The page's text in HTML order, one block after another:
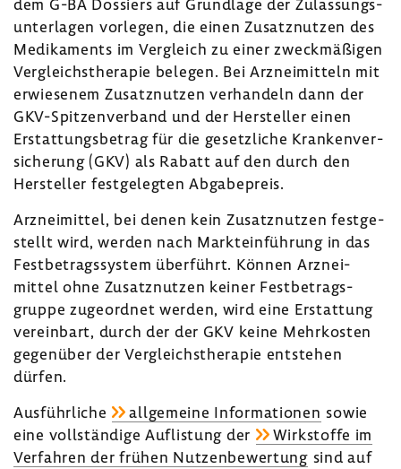
dem G-BA Dossiers auf Grund­lage der Zulas­sungs­
un­ter­lagen vorlegen, die einen Zusatz­nutzen des
Medi­ka­ments im Vergleich zu einer zweck­mä­ßigen
Vergleichs­the­rapie belegen. Bei Arznei­mit­teln mit
erwie­senem Zusatz­nutzen verhan­deln dann der
GKV-​Spitzenverband und der Hersteller einen
Erstat­tungs­be­trag für die gesetz­liche Kran­ken­ver­
si­che­rung (GKV) als Rabatt auf den durch den
Hersteller fest­ge­legten Abga­be­preis.
Arznei­mittel, bei denen kein Zusatz­nutzen fest­ge­
stellt wird, werden nach Markt­ein­füh­rung in das
Fest­be­trags­system über­führt. Können Arznei­
mittel ohne Zusatz­nutzen keiner Fest­be­trags­
gruppe zuge­ordnet werden, wird eine Erstat­tung
verein­bart, durch der der GKV keine Mehr­kosten
gegen­über der Vergleichs­the­rapie entstehen
dürfen.
Ausführ­liche
allge­meine Infor­ma­tionen sowie
eine voll­stän­dige Auflis­tung der
Wirk­stoffe im
Verfahren der frühen Nutzen­be­wer­tung sind auf